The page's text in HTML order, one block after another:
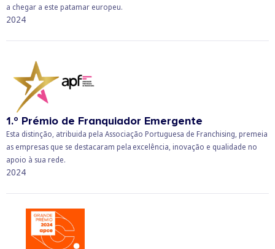
a chegar a este patamar europeu.
2024
1.º Prémio de Franquiador Emergente
Esta distinção, atribuida pela Associação Portuguesa de Franchising, premeia
as empresas que se destacaram pela excelência, inovação e qualidade no
apoio à sua rede.
2024